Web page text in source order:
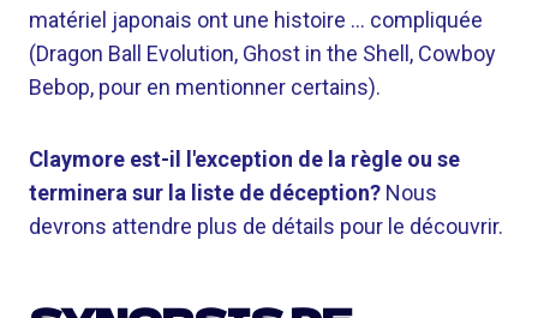
matériel japonais ont une histoire … compliquée
(Dragon Ball Evolution, Ghost in the Shell, Cowboy
Bebop, pour en mentionner certains).
Claymore est-il l'exception de la règle ou se
terminera sur la liste de déception? Nous
devrons attendre plus de détails pour le découvrir.